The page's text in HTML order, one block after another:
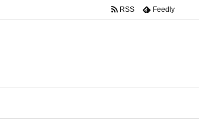
RSS Feedly